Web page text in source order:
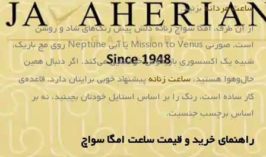
ساعت مردانهبزنید.
از آن طرف، امگا سواچ زنانه دلش پیشِ رنگ‌های شاد و روشن
است. صورتیِ Mission to Venus یا آبیِ Neptune روی مچِ باریک،
شبیهِ یک اکسسوریِ بازیگوش خودنمایی می‌کند. اگر دنبالِ همین
حال‌وهوا هستید، ساعت زنانه پیشنهادِ خوبی برایتان دارد. قاعده‌ی
کار ساده است، رنگ را بر اساسِ استایلِ خودتان بچینید، نه بر
اساسِ برچسبِ جنسیت.
راهنمای خرید و قیمت ساعت امگا سواچ